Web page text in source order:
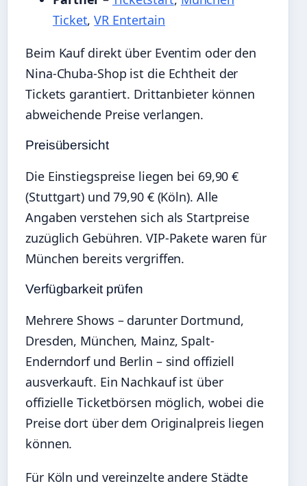
Ticket,VR Entertain
Beim Kauf direkt über Eventim oder den
Nina-Chuba-Shop ist die Echtheit der
Tickets garantiert. Drittanbieter können
abweichende Preise verlangen.
Preisübersicht
Die Einstiegspreise liegen bei 69,90 €
(Stuttgart) und 79,90 € (Köln). Alle
Angaben verstehen sich als Startpreise
zuzüglich Gebühren. VIP-Pakete waren für
München bereits vergriffen.
Verfügbarkeit prüfen
Mehrere Shows – darunter Dortmund,
Dresden, München, Mainz, Spalt-
Enderndorf und Berlin – sind offiziell
ausverkauft. Ein Nachkauf ist über
offizielle Ticketbörsen möglich, wobei die
Preise dort über dem Originalpreis liegen
können.
Für Köln und vereinzelte andere Städte